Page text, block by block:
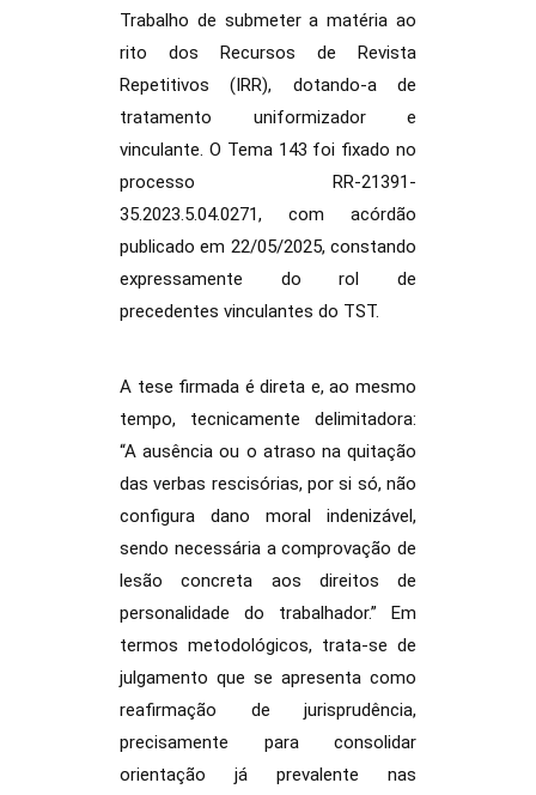
Trabalho de submeter a matéria ao
rito dos Recursos de Revista
Repetitivos (IRR), dotando-a de
tratamento uniformizador e
vinculante. O Tema 143 foi fixado no
processo RR-21391-
35.2023.5.04.0271, com acórdão
publicado em 22/05/2025, constando
expressamente do rol de
precedentes vinculantes do TST.
A tese firmada é direta e, ao mesmo
tempo, tecnicamente delimitadora:
“A ausência ou o atraso na quitação
das verbas rescisórias, por si só, não
configura dano moral indenizável,
sendo necessária a comprovação de
lesão concreta aos direitos de
personalidade do trabalhador.” Em
termos metodológicos, trata-se de
julgamento que se apresenta como
reafirmação de jurisprudência,
precisamente para consolidar
orientação já prevalente nas